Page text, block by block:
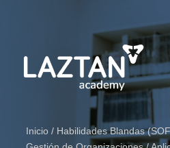
Inicio / Habilidades Blandas